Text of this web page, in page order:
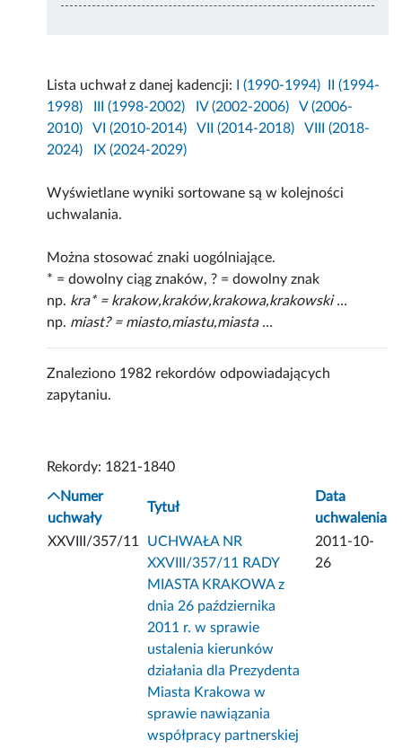
Lista uchwał z danej kadencji: I (1990-1994)
II (1994-
1998)
III (1998-2002) IV (2002-2006)
V (2006-
2010)
VI (2010-2014) VII (2014-2018)
VIII (2018-
2024)
IX (2024-2029)
Wyświetlane wyniki sortowane są w kolejności
uchwalania.
Można stosować znaki uogólniające.
* = dowolny ciąg znaków, ? = dowolny znak
np. kra* = krakow,kraków,krakowa,krakowski ...
np. miast? = miasto,miastu,miasta ...
Znaleziono 1982 rekordów odpowiadających
zapytaniu.
Rekordy: 1821-1840
Numer
uchwały
Tytuł
Data
uchwalenia
XXVIII/357/11
UCHWAŁA NR
XXVIII/357/11 RADY
MIASTA KRAKOWA z
dnia 26 października
2011 r. w sprawie
ustalenia kierunków
działania dla Prezydenta
Miasta Krakowa w
sprawie nawiązania
współpracy partnerskiej
2011-10-
26